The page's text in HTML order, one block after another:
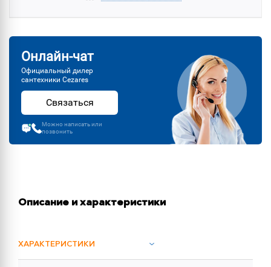
Онлайн-чат
Официальный дилер
сантехники Cezares
Связаться
Можно написать или
позвонить
Описание и характеристики
ХАРАКТЕРИСТИКИ